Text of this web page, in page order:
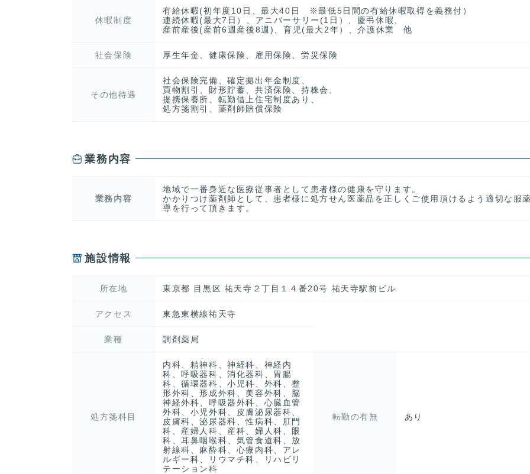
休暇制度
有給休暇(初年度10日、最大40日 ※最低5日間の有給休暇取得を義務付）
連続休暇(最大7日）、アニバーサリー(1日）、慶弔休暇、
産前産後(産前6週産後8週)、育児(最大2年）、介護休業 他
社会保険 厚生年金、健康保険、雇用保険、労災保険
その他待遇
社会保険完備、確定拠出年金制度、
買物割引、財形貯蓄、共済保険、持株会、
提携保養所、転勤借上住宅制度あり、
処方箋割引、薬剤師賠償保険
業務内容
業務内容
地域で一番身近な医療従事者として患者様の健康を守ります。
かかりつけ薬剤師として、患者様に処方せん医薬品を正しくご使用頂けるよう適切な服
導を行って頂きます。
施設情報
所在地 東京都 目黒区 祐天寺２丁目１４番20号 祐天寺駅前ビル
アクセス 東急東横線祐天寺
業種 調剤薬局
処方箋科目
内科、精神科、神経科、神経内
科、呼吸器科、消化器科、胃腸
科、循環器科、小児科、外科、整
形外科、形成外科、美容外科、脳
神経外科、呼吸器外科、心臓血管
外科、小児外科、皮膚泌尿器科、
皮膚科、泌尿器科、性病科、肛門
科、産婦人科、産科、婦人科、眼
科、耳鼻咽喉科、気管食道科、放
射線科、麻酔科、心療内科、アレ
ルギー科、リウマチ科、リハビリ
テーション科
転勤の有無 あり